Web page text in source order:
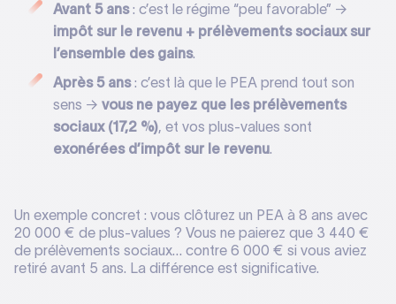
Avant 5 ans: c’est le régime “peu favorable” →
impôt sur le revenu + prélèvements sociaux sur
l’ensemble des gains.
Après 5 ans: c’est là que le PEA prend tout son
sens → vous ne payez que les prélèvements
sociaux (17,2 %), et vos plus-values sont
exonérées d’impôt sur le revenu.
Un exemple concret : vous clôturez un PEA à 8 ans avec
20 000 € de plus-values ? Vous ne paierez que 3 440 €
de prélèvements sociaux… contre 6 000 € si vous aviez
retiré avant 5 ans. La différence est significative.